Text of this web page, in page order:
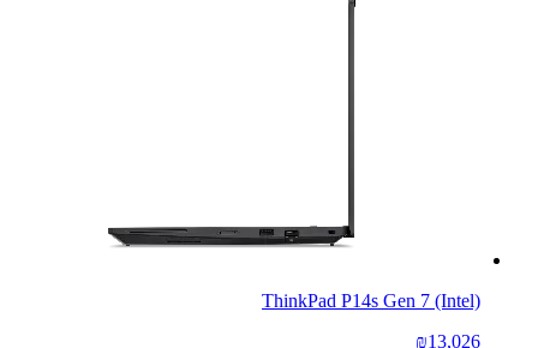
ThinkPad P14s Gen 7 (Intel)
₪13,026